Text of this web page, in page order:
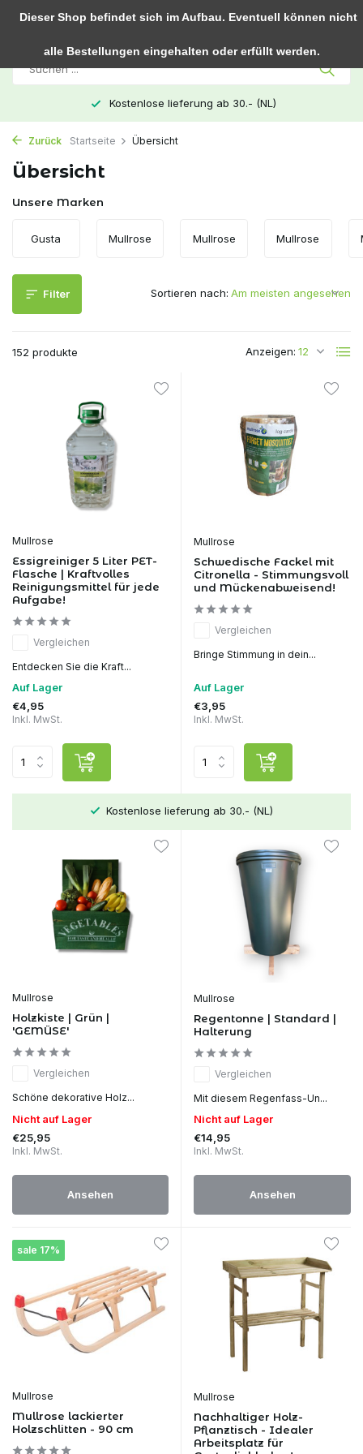
0
Kostenlose lieferung ab 30.- (NL)
Zurück Startseite Übersicht
Übersicht
Unsere Marken
Gusta Mullrose Mullrose Mullrose
Filter
152 produkte Anzeigen:
Sortieren nach:
Mullrose
Essigreiniger 5 Liter PET-
Flasche | Kraftvolles
Reinigungsmittel für jede
Aufgabe!
Vergleichen
Entdecken Sie die Kraft...
Auf Lager
€4,95
Inkl. MwSt.
Mullrose
Schwedische Fackel mit
Citronella - Stimmungsvoll
und Mückenabweisend!
Vergleichen
Bringe Stimmung in dein...
Auf Lager
€3,95
Inkl. MwSt.
Kostenlose lieferung ab 30.- (NL)
Mullrose
Holzkiste | Grün |
'GEMÜSE'
Vergleichen
Schöne dekorative Holz...
Nicht auf Lager
€25,95
Inkl. MwSt.
Ansehen
Mullrose
Regentonne | Standard |
Halterung
Vergleichen
Mit diesem Regenfass-Un...
Nicht auf Lager
€14,95
Inkl. MwSt.
Ansehen
sale 17%
Mullrose
Mullrose lackierter
Holzschlitten - 90 cm
Mullrose
Nachhaltiger Holz-
Pflanztisch - Idealer
Arbeitsplatz für
Dieser Shop befindet sich im Aufbau. Eventuell können nicht
alle Bestellungen eingehalten oder erfüllt werden.